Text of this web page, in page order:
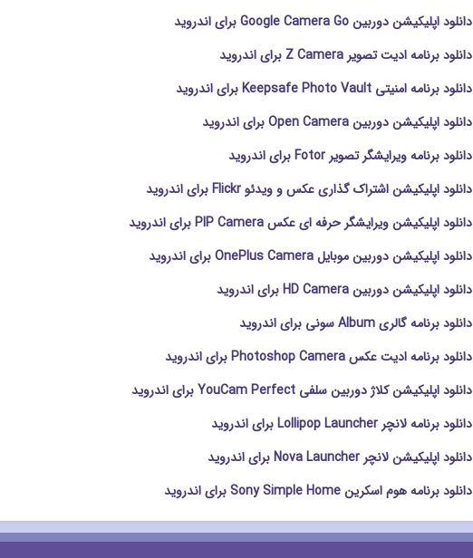
دانلود اپلیکیشن دوربین Google Camera Go برای اندروید
دانلود برنامه ادیت تصویر Z Camera برای اندروید
دانلود برنامه امنیتی Keepsafe Photo Vault برای اندروید
دانلود اپلیکیشن دوربین Open Camera برای اندروید
دانلود برنامه ویرایشگر تصویر Fotor برای اندروید
دانلود اپلیکیشن اشتراک گذاری عکس و ویدئو Flickr برای اندروید
دانلود اپلیکیشن ویرایشگر حرفه ای عکس PIP Camera برای اندروید
دانلود اپلیکیشن دوربین موبایل OnePlus Camera برای اندروید
دانلود اپلیکیشن دوربین HD Camera برای اندروید
دانلود برنامه گالری Album سونی برای اندروید
دانلود برنامه ادیت عکس Photoshop Camera برای اندروید
دانلود اپلیکیشن کلاژ دوربین سلفی YouCam Perfect برای اندروید
دانلود برنامه لانچر Lollipop Launcher برای اندروید
دانلود اپلیکیشن لانچر Nova Launcher برای اندروید
دانلود برنامه هوم اسکرین Sony Simple Home برای اندروید